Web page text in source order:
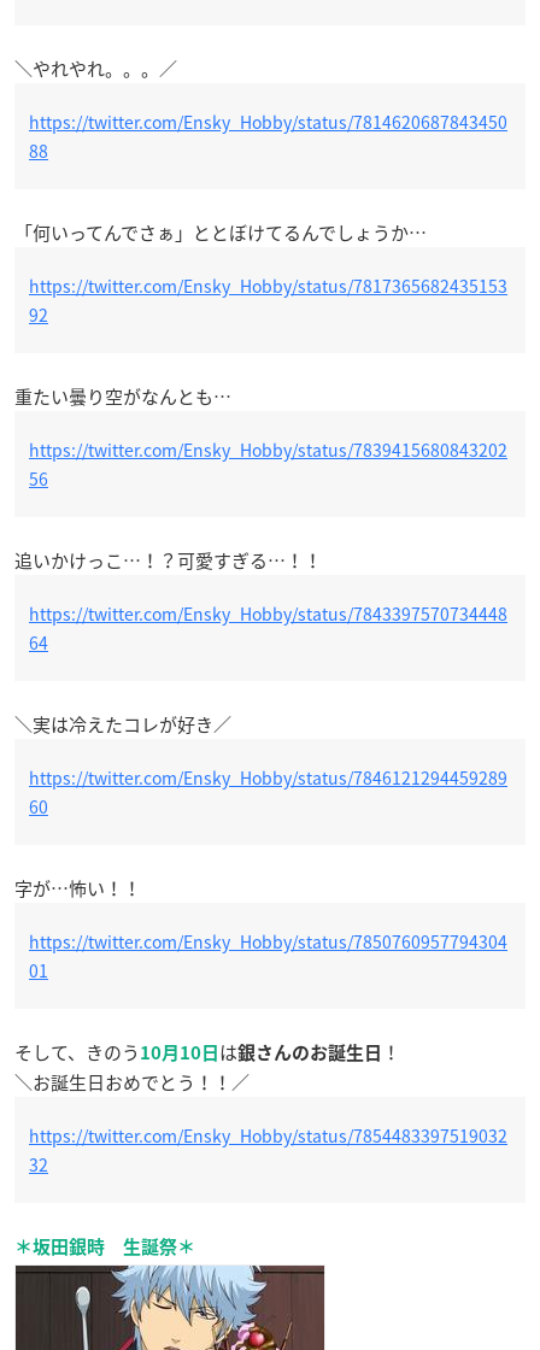
＼やれやれ。。。／
https://twitter.com/Ensky_Hobby/status/7814620687843450
88
「何いってんでさぁ」ととぼけてるんでしょうか…
https://twitter.com/Ensky_Hobby/status/7817365682435153
92
重たい曇り空がなんとも…
https://twitter.com/Ensky_Hobby/status/7839415680843202
56
追いかけっこ…！？可愛すぎる…！！
https://twitter.com/Ensky_Hobby/status/7843397570734448
64
＼実は冷えたコレが好き／
https://twitter.com/Ensky_Hobby/status/7846121294459289
60
字が…怖い！！
https://twitter.com/Ensky_Hobby/status/7850760957794304
01
そして、きのう 10月10日 は銀さんのお誕生日
！
＼お誕生日おめでとう！！／
https://twitter.com/Ensky_Hobby/status/7854483397519032
32
＊坂田銀時 生誕祭＊